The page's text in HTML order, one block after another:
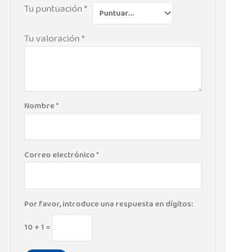
Tu puntuación*
Tu valoración*
Nombre*
Correo electrónico*
Por favor, introduce una respuesta en dígitos:
10 + 1 =